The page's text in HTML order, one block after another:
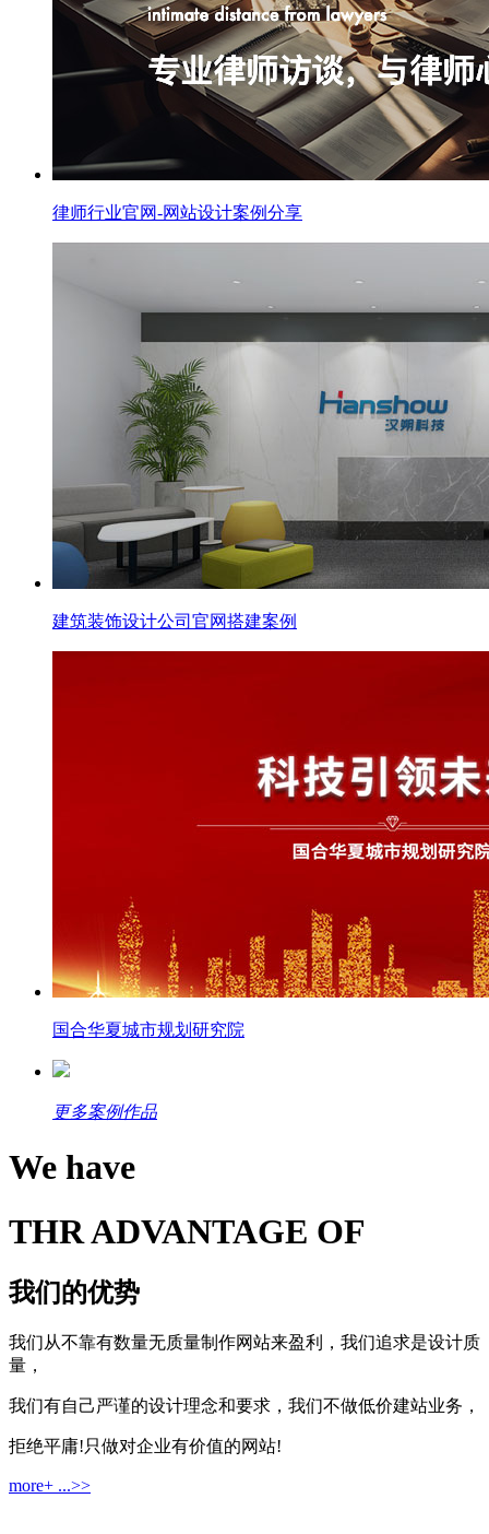
律师行业官网-网站设计案例分享
建筑装饰设计公司官网搭建案例
国合华夏城市规划研究院
更多案例作品
We have
THR ADVANTAGE OF
我们的优势
我们从不靠有数量无质量制作网站来盈利，我们追求是设计质
量，
我们有自己严谨的设计理念和要求，我们不做低价建站业务，
拒绝平庸!只做对企业有价值的网站!
more+ ...>>